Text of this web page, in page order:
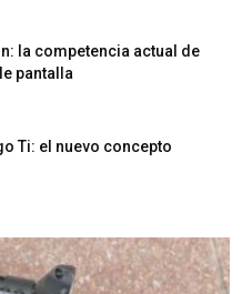
la competencia actual de
pantalla
Ti: el nuevo concepto